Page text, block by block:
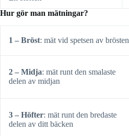
Hur gör man mätningar?
1 – Bröst: mät vid spetsen av brösten
2 – Midja: mät runt den smalaste
delen av midjan
3 – Höfter: mät runt den bredaste
delen av ditt bäcken